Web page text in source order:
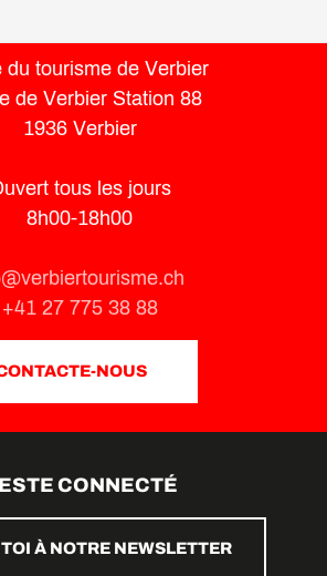
du tourisme de Verbier
de Verbier Station 88
1936 Verbier
tous les jours
8h00-18h00
+41 27 775 38 88
NOUS
CONNECTÉ
À NOTRE NEWSLETTER